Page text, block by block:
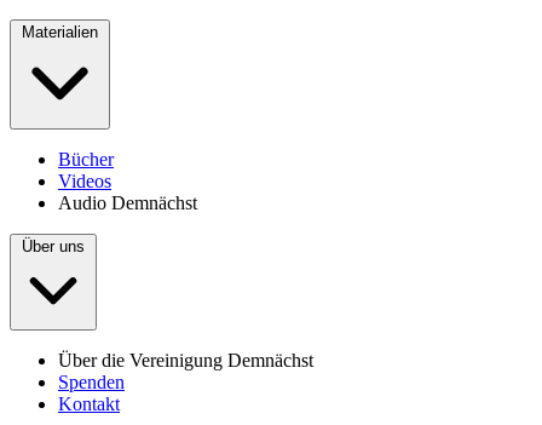
Materialien
Bücher
Videos
Audio Demnächst
Über uns
Über die Vereinigung Demnächst
Spenden
Kontakt